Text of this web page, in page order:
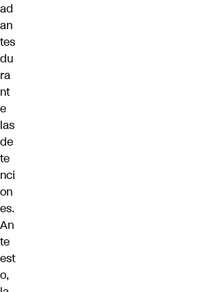
ad
an
tes
du
ra
nt
e
las
de
te
nci
on
es.
An
te
est
o,